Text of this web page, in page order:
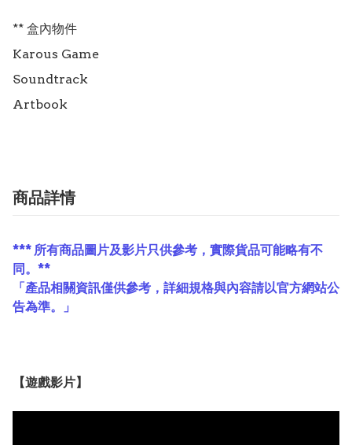
** 盒內物件
Karous Game
Soundtrack
Artbook
商品詳情
*** 所有商品圖片及影片只供參考，實際貨品可能略有不
同。**
「產品相關資訊僅供參考，詳細規格與內容請以官方網站公
告為準。」
【遊戲影片】